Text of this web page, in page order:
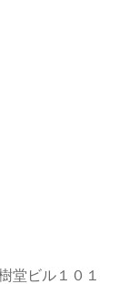
堂ビル１０１